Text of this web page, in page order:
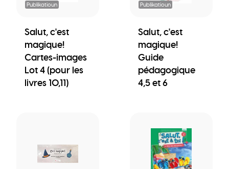
Publikatioun
Salut, c'est
magique!
Cartes-images
Lot 4 (pour les
livres 10,11)
Publikatioun
Salut, c'est
magique!
Guide
pédagogique
4,5 et 6